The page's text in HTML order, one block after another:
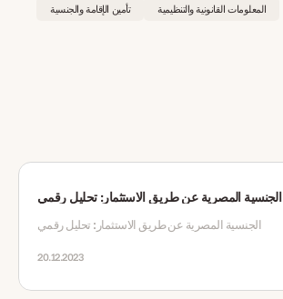
تأمين الإقامة والجنسية المعلومات القانونية والتنظيمية
الجنسية المصرية عن طريق الاستثمار: تحليل رقمي
الجنسية المصرية عن طريق الاستثمار: تحليل رقمي
20.12.2023